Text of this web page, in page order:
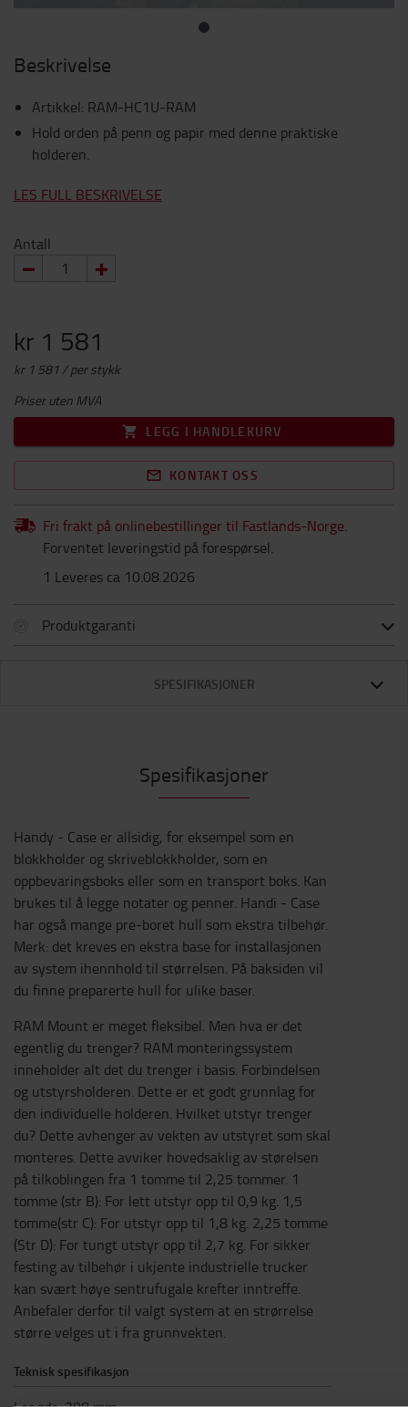
Beskrivelse
Artikkel: RAM-HC1U-RAM
Hold orden på penn og papir med denne praktiske
holderen.
LES FULL BESKRIVELSE
Antall
kr 1 581
kr 1 581 / per stykk
Priser uten MVA
LEGG I HANDLEKURV
KONTAKT OSS
Fri frakt på onlinebestillinger til Fastlands-Norge.
Forventet leveringstid på forespørsel.
1 Leveres ca 10.08.2026
Produktgaranti
SPESIFIKASJONER
Spesifikasjoner
Handy - Case er allsidig, for eksempel som en
blokkholder og skriveblokkholder, som en
oppbevaringsboks eller som en transport boks. Kan
brukes til å legge notater og penner. Handi - Case
har også mange pre-boret hull som ekstra tilbehør.
Merk: det kreves en ekstra base for installasjonen
av system ihennhold til størrelsen. På baksiden vil
du finne preparerte hull for ulike baser.
RAM Mount er meget fleksibel. Men hva er det
egentlig du trenger? RAM monteringssystem
inneholder alt det du trenger i basis. Forbindelsen
og utstyrsholderen. Dette er et godt grunnlag for
den individuelle holderen. Hvilket utstyr trenger
du? Dette avhenger av vekten av utstyret som skal
monteres. Dette avviker hovedsaklig av størelsen
på tilkoblingen fra 1 tomme til 2,25 tommer. 1
tomme (str B): For lett utstyr opp til 0,9 kg. 1,5
tomme(str C): For utstyr opp til 1,8 kg. 2,25 tomme
(Str D): For tungt utstyr opp til 2,7 kg. For sikker
festing av tilbehør i ukjente industrielle trucker
kan svært høye sentrufugale krefter inntreffe.
Anbefaler derfor til valgt system at en strørrelse
større velges ut i fra grunnvekten.
Teknisk spesifikasjon